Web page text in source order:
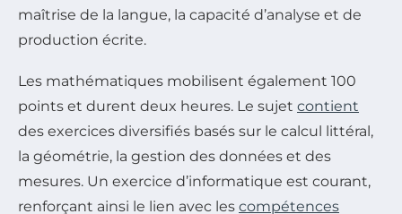
maîtrise de la langue, la capacité d’analyse et de
production écrite.
Les mathématiques mobilisent également 100
points et durent deux heures. Le sujet contient
des exercices diversifiés basés sur le calcul littéral,
la géométrie, la gestion des données et des
mesures. Un exercice d’informatique est courant,
renforçant ainsi le lien avec les compétences